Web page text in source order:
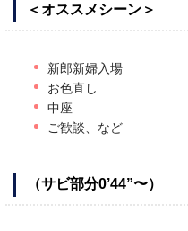
＜オススメシーン＞
新郎新婦入場
お色直し
中座
ご歓談、など
（サビ部分0’44”〜）